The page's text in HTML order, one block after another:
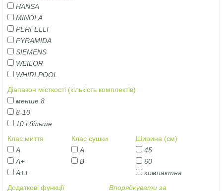
HANSA
MINOLA
PERFELLI
PYRAMIDA
SIEMENS
WEILOR
WHIRLPOOL
Діапазон місткості (кількість комплектів)
менше 8
8-10
10 і більше
Клас миття
А
А+
А++
Клас сушки
A
B
Ширина (см)
45
60
компактна
Додаткові функції
Впорядкувати за